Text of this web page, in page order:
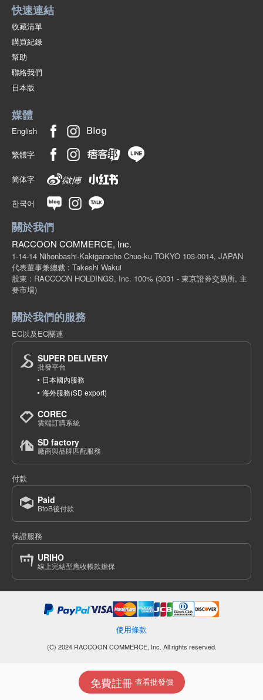
免費註冊查看批發價
快速連結
收藏清單
購買紀錄
幫助
聯絡我們
日本版
媒體
English
繁體字
简体字
한국어
關於我們
RACCOON COMMERCE, Inc.
1-14-14 Nihonbashi-Kakigaracho Chuo-ku TOKYO 103-0014, JAPAN
代表董事兼總裁 : Takeshi Wakui
股東 : RACCOON HOLDINGS, Inc. 100% (3031 - 東京證券交易所, 主
要市場)
關於我們的服務
EC以及EC關連
SUPER DELIVERY
批發平台
日本國內服務
海外服務(SD export)
COREC
雲端訂購系統
SD factory
廠商與品牌匹配服務
付款
Paid
BtoB後付款
保證服務
URIHO
線上完結型應收帳款擔保
使用條款
(C) 2024 RACCOON COMMERCE, Inc. All rights reserved.